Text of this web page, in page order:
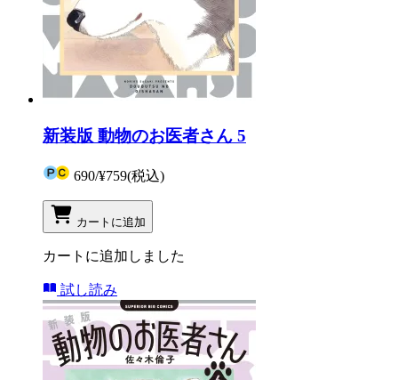
新装版 動物のお医者さん 5
690/¥759(税込)
カートに追加
カートに追加しました
試し読み